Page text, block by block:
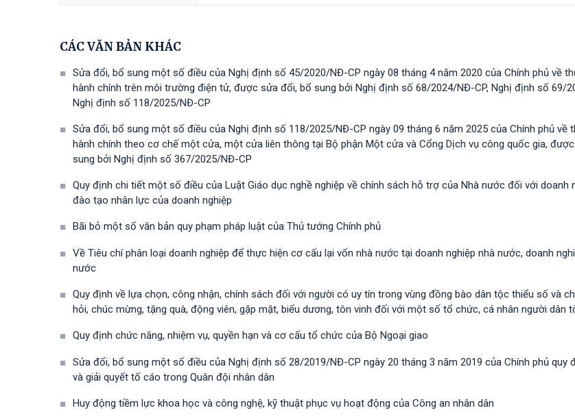
CÁC VĂN BẢN KHÁC
Sửa đổi, bổ sung một số điều của Nghị định số 45/2020/NĐ-CP ngày 08 tháng 4 năm 2020 của Chính phủ về
hành chính trên môi trường điện tử, được sửa đổi, bổ sung bởi Nghị định số 68/2024/NĐ-CP, Nghị định số 69/
Nghị định số 118/2025/NĐ-СР
Sửa đổi, bổ sung một số điều của Nghị định số 118/2025/NĐ-CP ngày 09 tháng 6 năm 2025 của Chính phủ về
hành chính theo cơ chế một cửa, một cửa liên thông tại Bộ phận Một cửa và Cổng Dịch vụ công quốc gia,
sung bởi Nghị định số 367/2025/NĐ-СР
Quy định chi tiết một số điều của Luật Giáo dục nghề nghiệp về chính sách hỗ trợ của Nhà nước đối với doanh
đào tạo nhân lực của doanh nghiệp
Bãi bỏ một số văn bản quy phạm pháp luật của Thủ tướng Chính phủ
Về Tiêu chí phân loại doanh nghiệp để thực hiện cơ cấu lại vốn nhà nước tại doanh nghiệp nhà nước, doanh
nước
Quy định về lựa chọn, công nhận, chính sách đối với người có uy tín trong vùng đồng bào dân tộc thiểu số và
hỏi, chúc mừng, tặng quà, động viên, gặp mặt, biểu dương, tôn vinh đối với một số tổ chức, cá nhân người dân
Quy định chức năng, nhiệm vụ, quyền hạn và cơ cấu tổ chức của Bộ Ngoại giao
Sửa đổi, bổ sung một số điều của Nghị định số 28/2019/NĐ-CР ngày 20 tháng 3 năm 2019 của Chính phủ quy
và giải quyết tố cáo trong Quân đội nhân dân
Huy động tiềm lực khoa học và công nghệ, kỹ thuật phục vụ hoạt động của Công an nhân dân